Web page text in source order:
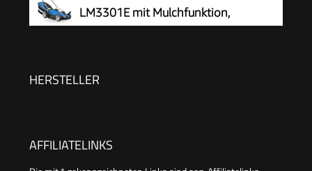
LM3301E mit Mulchfunktion,
Höhenverstellung)
HERSTELLER
AFFILIATELINKS